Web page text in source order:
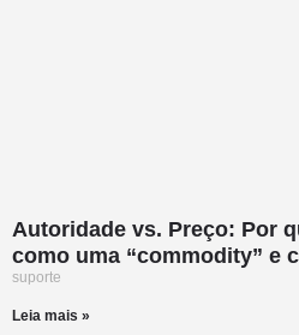
Autoridade vs. Preço: Por
como uma “commodity” e
suporte
Leia mais »